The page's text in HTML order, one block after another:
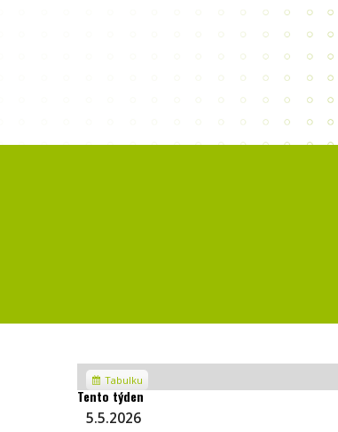
Zobrazit
jako
Tabulku
Tento týden
5.5.2026